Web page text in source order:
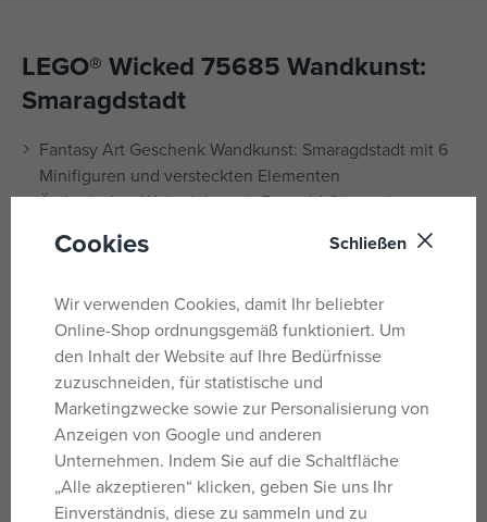
LEGO® Wicked 75685 Wandkunst:
Smaragdstadt
Fantasy Art Geschenk Wandkunst: Smaragdstadt mit 6
Minifiguren und versteckten Elementen
Ästhetisches Wohndekor mit Emerald City und
ikonischen Szenen aus beiden Wicked-Filmen
Beinhaltet Emerald City, Shiz University und einen Zug
Enthält 6 Minifiguren, darunter Elphaba und Glinda,
sowie eine Toto-Hundefigur
Künstlerisches Geschenk für Frauen, Männer und
erwachsene Fans der Wicked-Filme
Entdecke intuitive 3D-Bauanleitungen in der LEGO®
Builder App
Mit LEGO® Wicked-Sets können Fans Szenen aus den
Filmen nacherleben
Der Bausatz besteht aus 1.518 Teilen und ist über 32 cm
Cookies Schließen
Wir verwenden Cookies, damit Ihr beliebter
Online-Shop ordnungsgemäß funktioniert. Um
den Inhalt der Website auf Ihre Bedürfnisse
zuzuschneiden, für statistische und
Marketingzwecke sowie zur Personalisierung von
Anzeigen von Google und anderen
Unternehmen. Indem Sie auf die Schaltfläche
„Alle akzeptieren“ klicken, geben Sie uns Ihr
Einverständnis, diese zu sammeln und zu